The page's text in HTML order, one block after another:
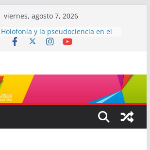
viernes, agosto 7, 2026
Holofonía y la pseudociencia en el
audio
Mayéutica (o cómo debatir sin
terminar a los golpes)
Somos menos capaces de lo que